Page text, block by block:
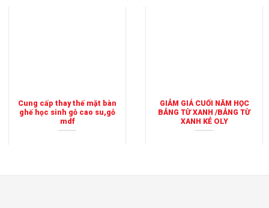
Cung cấp thay thế mặt bàn
ghế học sinh gỗ cao su,gỗ
mdf
GIẢM GIÁ CUỐI NĂM HỌC
BẢNG TỪ XANH /BẢNG TỪ
XANH KẺ OLY